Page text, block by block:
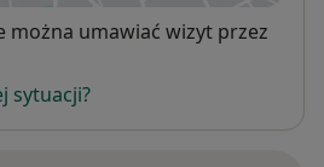
można umawiać wizyt przez
sytuacji?